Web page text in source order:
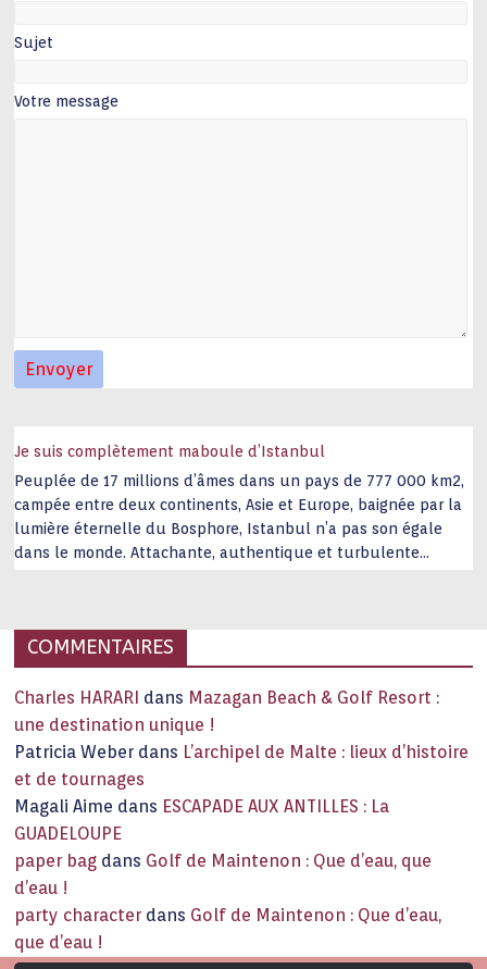
Sujet
Votre message
Je suis complètement maboule d’Istanbul
Peuplée de 17 millions d’âmes dans un pays de 777 000 km2,
campée entre deux continents, Asie et Europe, baignée par la
lumière éternelle du Bosphore, Istanbul n’a pas son égale
dans le monde. Attachante, authentique et turbulente
COMMENTAIRES
Charles HARARI dans Mazagan Beach & Golf Resort :
une destination unique !
Patricia Weber dans L’archipel de Malte : lieux d’histoire
et de tournages
Magali Aime dans ESCAPADE AUX ANTILLES : La
GUADELOUPE
paper bag dans Golf de Maintenon : Que d’eau, que
d’eau !
party character dans Golf de Maintenon : Que d’eau,
que d’eau !